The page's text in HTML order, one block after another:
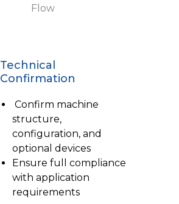
Flow
Technical
Confirmation
Confirm machine
structure,
configuration, and
optional devices
Ensure full compliance
with application
requirements